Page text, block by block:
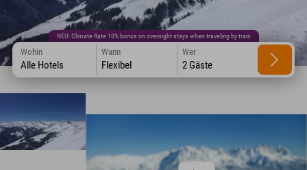
NEU: Climate Rate 10% bonus on overnight stays when traveling by train
Wohin
Alle Hotels
Wann
Flexibel
Wer
2 Gäste